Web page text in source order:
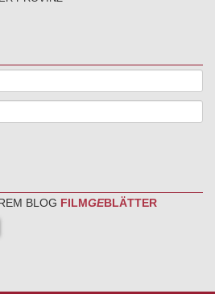
BLOG FILMGEBLÄTTER